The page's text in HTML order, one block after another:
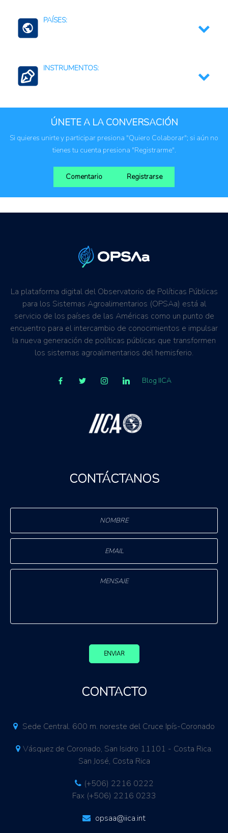
PAÍSES:
INSTRUMENTOS:
ÚNETE A LA CONVERSACIÓN
Si quieres unirte y participar presiona "Quiero Colaborar"; si aún no
tienes tu cuenta presiona "Registrarme".
Comentario Registrarse
La plataforma digital del Observatorio de Políticas Públicas
para los Sistemas Agroalimentarios (OPSAa) está al
servicio de los países de las Américas como un punto de
encuentro para el intercambio de conocimientos e impulsar
la nueva generación de políticas públicas que transformen
los sistemas agroalimentarios del hemisferio.
Blog IICA
CONTÁCTANOS
ENVIAR
CONTACTO
Sede Central. 600 m. noreste del Cruce Ipís-Coronado
Vásquez de Coronado, San Isidro 11101 - Costa Rica.
San José, Costa Rica
(+506) 2216 0222
Fax (+506) 2216 0233
opsaa@iica.int